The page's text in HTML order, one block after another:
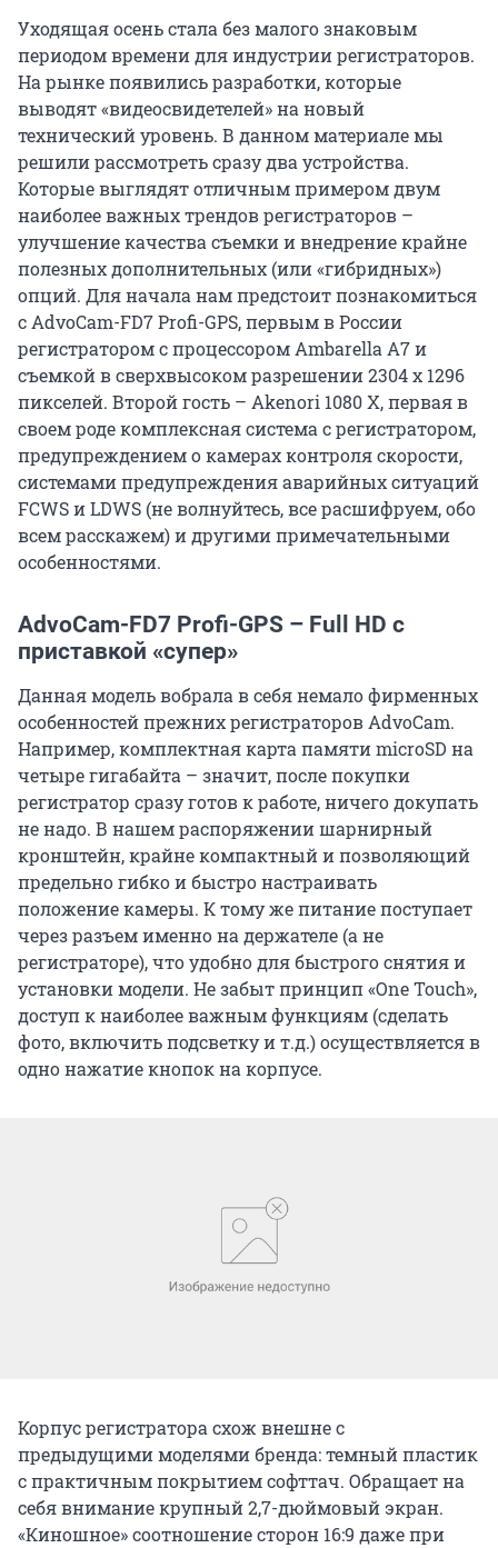
Уходящая осень стала без малого знаковым
периодом времени для индустрии регистраторов.
На рынке появились разработки, которые
выводят «видеосвидетелей» на новый
технический уровень. В данном материале мы
решили рассмотреть сразу два устройства.
Которые выглядят отличным примером двум
наиболее важных трендов регистраторов –
улучшение качества съемки и внедрение крайне
полезных дополнительных (или «гибридных»)
опций. Для начала нам предстоит познакомиться
с AdvoCam-FD7 Profi-GPS, первым в России
регистратором с процессором Ambarella A7 и
съемкой в сверхвысоком разрешении 2304 х 1296
пикселей. Второй гость – Akenori 1080 X, первая в
своем роде комплексная система с регистратором,
предупреждением о камерах контроля скорости,
системами предупреждения аварийных ситуаций
FCWS и LDWS (не волнуйтесь, все расшифруем, обо
всем расскажем) и другими примечательными
особенностями.
AdvoCam-FD7 Profi-GPS – Full HD с
приставкой «супер»
Данная модель вобрала в себя немало фирменных
особенностей прежних регистраторов AdvoCam.
Например, комплектная карта памяти microSD на
четыре гигабайта – значит, после покупки
регистратор сразу готов к работе, ничего докупать
не надо. В нашем распоряжении шарнирный
кронштейн, крайне компактный и позволяющий
предельно гибко и быстро настраивать
положение камеры. К тому же питание поступает
через разъем именно на держателе (а не
регистраторе), что удобно для быстрого снятия и
установки модели. Не забыт принцип «One Touch»,
доступ к наиболее важным функциям (сделать
фото, включить подсветку и т.д.) осуществляется в
одно нажатие кнопок на корпусе.
Корпус регистратора схож внешне с
предыдущими моделями бренда: темный пластик
с практичным покрытием софттач. Обращает на
себя внимание крупный 2,7-дюймовый экран.
«Киношное» соотношение сторон 16:9 даже при